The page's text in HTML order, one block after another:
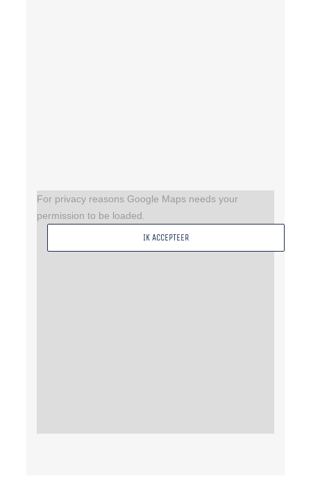
For privacy reasons Google Maps needs your
permission to be loaded.
IK ACCEPTEER